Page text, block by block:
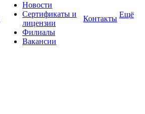
Новости
Сертификаты и
лицензии
Филиалы
Вакансии
Контакты Ещё